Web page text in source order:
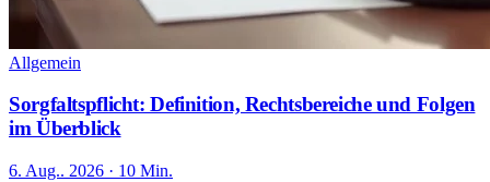
Allgemein
Sorgfaltspflicht: Definition, Rechtsbereiche und Folgen
im Überblick
6. Aug.. 2026 · 10 Min.